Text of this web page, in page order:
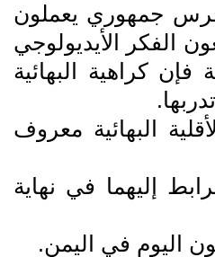
جمهوري يعملون
الفكر الأيديولوجي
فإن كراهية البهائية
البهائية معروف
إليهما في نهاية
اليوم في اليمن.